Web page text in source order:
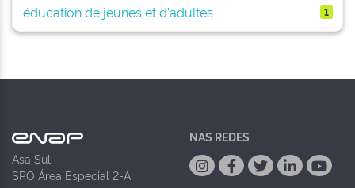
éducation de jeunes et d'adultes 1
Asa Sul
SPO Área Especial 2-A
NAS REDES